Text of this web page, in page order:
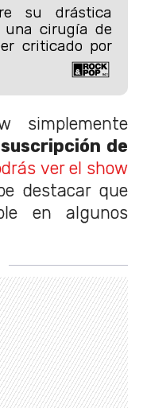
su drástica
una cirugía de
criticado por
simplemente
de
ver el show
destacar que
en algunos